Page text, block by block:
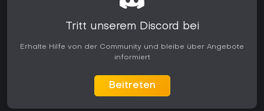
Tritt unserem Discord bei
Erhalte Hilfe von der Community und bleibe über Angebote
informiert
Beitreten